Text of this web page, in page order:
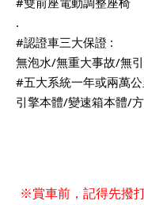
.
#認證車三大保證:
無泡水/無重大事故/無
#五大系統一年或兩萬
引擎本體/變速箱本體/
※賞車前，記得先撥